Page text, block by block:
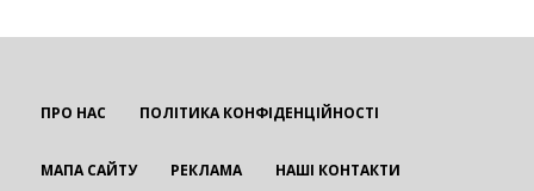
ПРО НАС ПОЛІТИКА КОНФІДЕНЦІЙНОСТІ
МАПА САЙТУ РЕКЛАМА НАШІ КОНТАКТИ